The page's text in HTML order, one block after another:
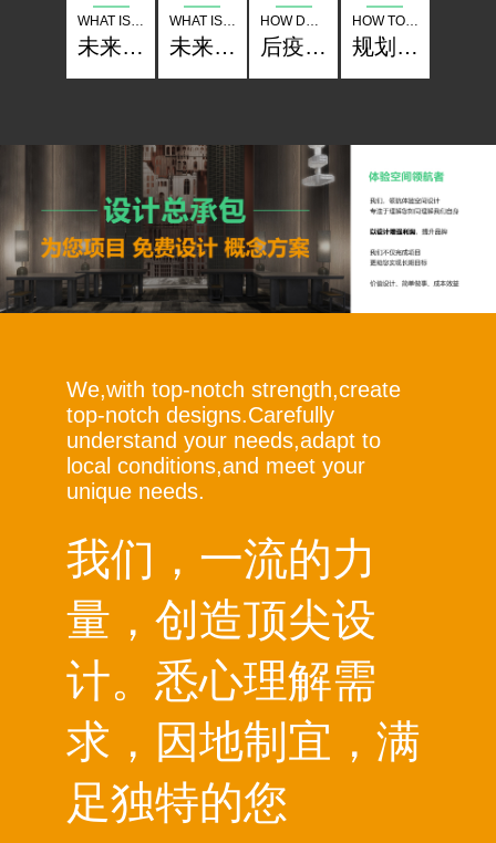
WHAT IS THE COMPETITION OF HOTELS IN THE FUTURE
未来酒店的竞争是什么？
WHAT IS THE COMPETITION OF RESTAURANT THE FUTURE
未来餐厅的竞争是什么？
HOW DO BUSINESSES OPERATE IN THE POST EPIDEMIC PERIOD
后疫情时期商业怎样经营？
HOW TO SET UP A CLASSIC IN PLANNING LANDSCAPE ARCHITECTURE
规划 景观 建筑如何树立经典？
We,with top-notch strength,create
top-notch designs.Carefully
understand your needs,adapt to
local conditions,and meet your
unique needs.
我们，一流的力
量，创造顶尖设
计。悉心理解需
求，因地制宜，满
足独特的您